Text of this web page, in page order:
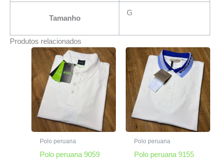
Tamanho
G
Produtos relacionados
Polo peruana
Polo peruana 9059
Polo peruana
Polo peruana 9155